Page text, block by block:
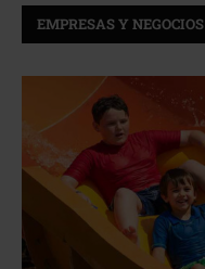
EMPRESAS Y NEGOCIOS